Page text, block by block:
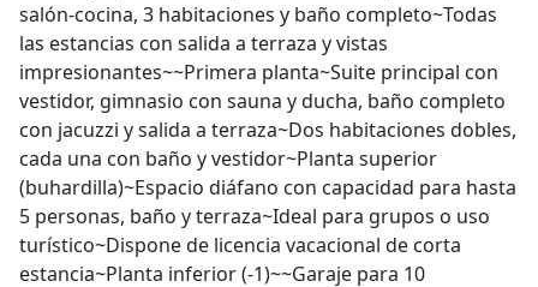
salón-cocina, 3 habitaciones y baño completo~Todas
las estancias con salida a terraza y vistas
impresionantes~~Primera planta~Suite principal con
vestidor, gimnasio con sauna y ducha, baño completo
con jacuzzi y salida a terraza~Dos habitaciones dobles,
cada una con baño y vestidor~Planta superior
(buhardilla)~Espacio diáfano con capacidad para hasta
5 personas, baño y terraza~Ideal para grupos o uso
turístico~Dispone de licencia vacacional de corta
estancia~Planta inferior (-1)~~Garaje para 10